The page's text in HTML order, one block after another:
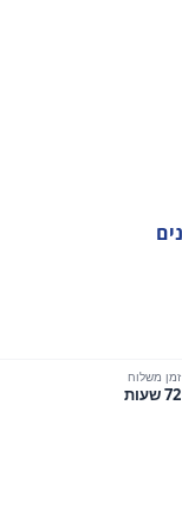
זמן משלוח
72 שעות